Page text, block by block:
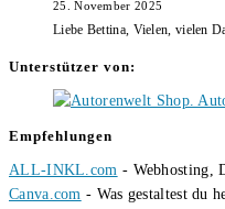
25. November 2025
Liebe Bettina, Vielen, vielen
Unterstützer von:
Empfehlungen
ALL-INKL.com - Webhosting,
Canva.com - Was gestaltest du